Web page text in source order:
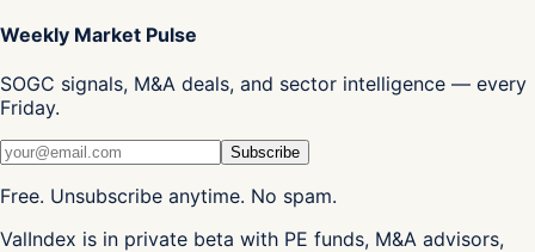
Weekly Market Pulse
SOGC signals, M&A deals, and sector intelligence — every
Friday.
Subscribe
Free. Unsubscribe anytime. No spam.
ValIndex is in private beta with PE funds, M&A advisors,